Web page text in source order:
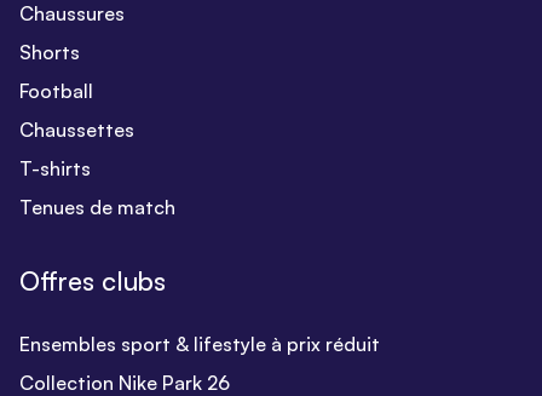
Chaussures
Shorts
Football
Chaussettes
T-shirts
Tenues de match
Offres clubs
Ensembles sport & lifestyle à prix réduit
Collection Nike Park 26